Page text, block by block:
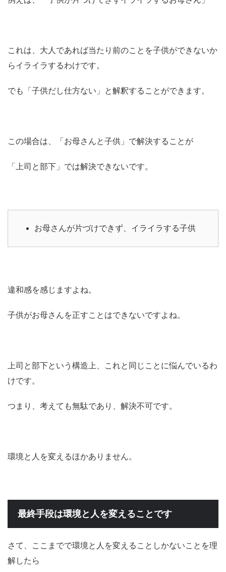
これは、大人であれば当たり前のことを子供ができないか
らイライラするわけです。
でも「子供だし仕方ない」と解釈することができます。
この場合は、「お母さんと子供」で解決することが
「上司と部下」では解決できないです。
お母さんが片づけできず、イライラする子供
違和感を感じますよね。
子供がお母さんを正すことはできないですよね。
上司と部下という構造上、これと同じことに悩んでいるわ
けです。
つまり、考えても無駄であり、解決不可です。
環境と人を変えるほかありません。
最終手段は環境と人を変えることです
さて、ここまでで環境と人を変えることしかないことを理
解したら